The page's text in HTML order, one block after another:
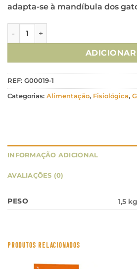
adapta-se à mandíbula dos
Quantidade de Advance Gato
ADICIONAR
REF: G00019-1
Categorias: Alimentação, Fisiológica,
INFORMAÇÃO ADICIONAL
AVALIAÇÕES (0)
PESO 1,5 kg
PRODUTOS RELACIONADOS